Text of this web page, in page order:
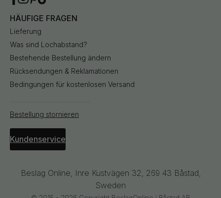
HÄUFIGE FRAGEN
Lieferung
Was sind Lochabstand?
Bestehende Bestellung ändern
Rücksendungen & Reklamationen
Bedingungen für kostenlosen Versand
Bestellung stornieren
Kundenservice
Beslag Online, Inre Kustvägen 32, 269 43 Båstad,
Sweden